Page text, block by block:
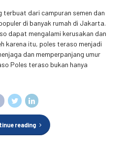
terbuat dari campuran semen dan
di banyak rumah di Jakarta.
dapat mengalami kerusakan dan
karena itu, poles teraso menjadi
dan memperpanjang umur
Poles teraso bukan hanya
reading